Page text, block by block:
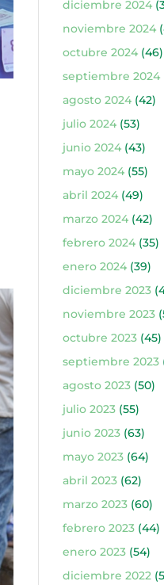
diciembre 2024
noviembre 2024
octubre 2024(46)
septiembre 2024
agosto 2024(42)
julio 2024(53)
junio 2024(43)
mayo 2024(55)
abril 2024(49)
marzo 2024(42)
febrero 2024(35)
enero 2024(39)
diciembre 2023
noviembre 2023
octubre 2023(45)
septiembre 2023
agosto 2023(50)
julio 2023(55)
junio 2023(63)
mayo 2023(64)
abril 2023(62)
marzo 2023(60)
febrero 2023(44)
enero 2023(54)
diciembre 2022